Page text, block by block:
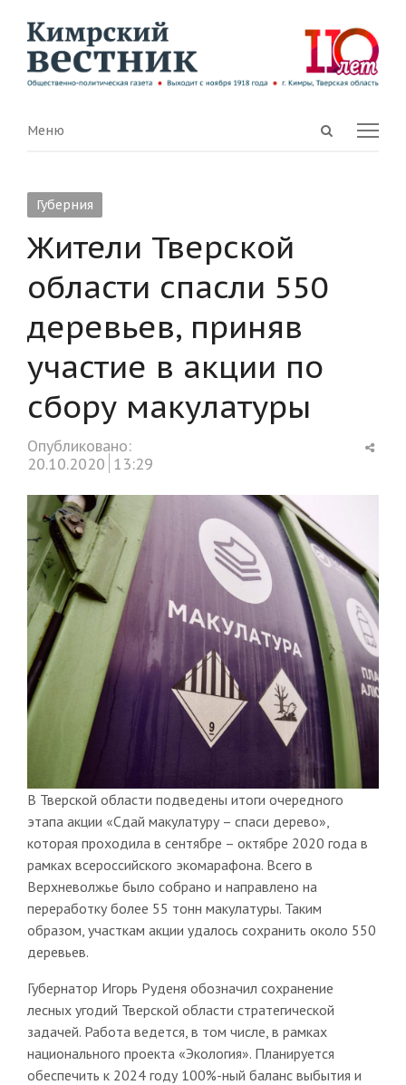
Open
Menu
Меню
Губерния
Жители Тверской
области спасли 550
деревьев, приняв
участие в акции по
сбору макулатуры
Опубликовано:
20.10.2020 13:29
В Тверской области подведены итоги очередного
этапа акции «Сдай макулатуру – спаси дерево»,
которая проходила в сентябре – октябре 2020 года в
рамках всероссийского экомарафона. Всего в
Верхневолжье было собрано и направлено на
переработку более 55 тонн макулатуры. Таким
образом, участкам акции удалось сохранить около 550
деревьев.
Губернатор Игорь Руденя обозначил сохранение
лесных угодий Тверской области стратегической
задачей. Работа ведется, в том числе, в рамках
национального проекта «Экология». Планируется
обеспечить к 2024 году 100%-ный баланс выбытия и